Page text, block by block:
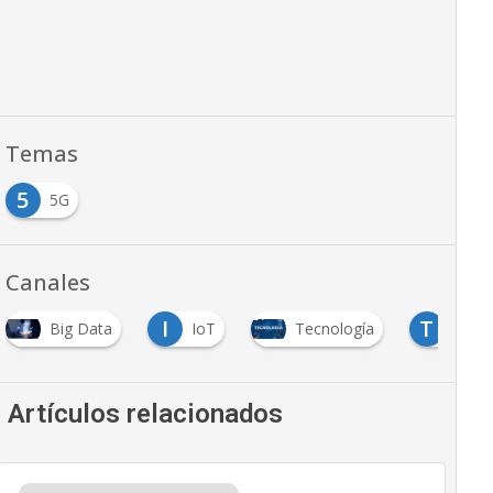
Temas
5
5G
Canales
Big Data I IoT Tecnología T
Artículos relacionados